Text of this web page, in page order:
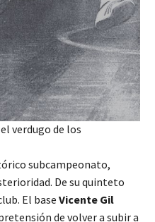
verdugo de los
subcampeonato,
De su quinteto
El base Vicente Gil
de volver a subir a